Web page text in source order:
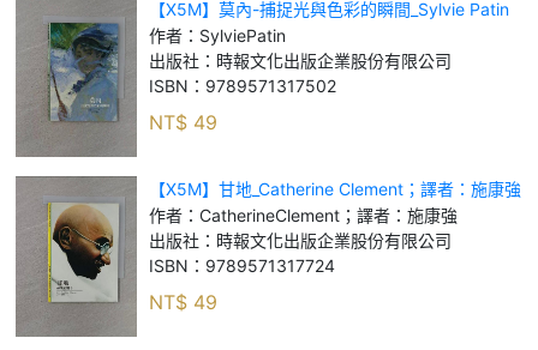
【X5M】莫內-捕捉光與色彩的瞬間_Sylvie Patin
作者： SylviePatin
出版社： 時報文化出版企業股份有限公司
ISBN： 9789571317502
NT$ 49
【X5M】甘地_Catherine Clement；譯者：施康強
作者： CatherineClement；譯者：施康強
出版社： 時報文化出版企業股份有限公司
ISBN： 9789571317724
NT$ 49